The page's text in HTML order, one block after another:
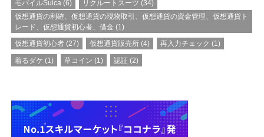
モバイルSuica (6) リクルートスーツ (34)
仮想通貨の利確、仮想通貨の現物取引、仮想通貨の資金管理、仮想通貨ト
レード、仮想通貨初心者、借金 (1)
仮想通貨初心者(27) 仮想通貨販売所(4) 再入力チェック (1)
着るダケ (1) 草コイン (1) 認証 (2)